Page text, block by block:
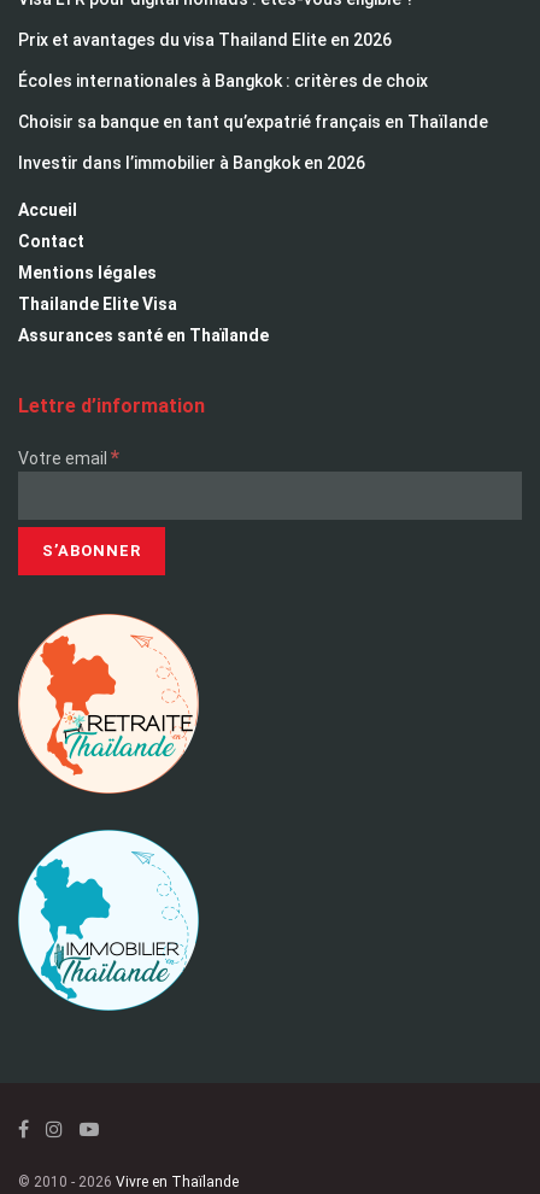
Prix et avantages du visa Thailand Elite en 2026
Écoles internationales à Bangkok : critères de choix
Choisir sa banque en tant qu’expatrié français en Thaïlande
Investir dans l’immobilier à Bangkok en 2026
Accueil
Contact
Mentions légales
Thailande Elite Visa
Assurances santé en Thaïlande
Lettre d’information
Votre email *
© 2010 - 2026 Vivre en Thaïlande